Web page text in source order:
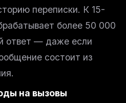
переписки. К 15-
более 50 000
ответ — даже если
состоит из
на вызовы